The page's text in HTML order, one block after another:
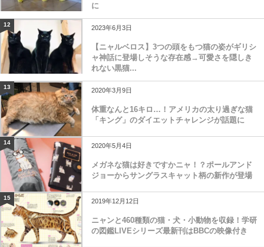
に
12 2023年6月3日
【ニャルベロス】3つの頭をもつ猫の姿がギリシ
ャ神話に登場しそうな存在感→可愛さを隠しき
れない黒猫...
13 2020年3月9日
体重なんと16キロ…！アメリカの太り過ぎな猫
「キング」のダイエットチャレンジが話題に
14 2020年5月4日
メガネな猫は好きですかニャ！？ポールアンド
ジョーからサングラスキャット柄の新作が登場
15 2019年12月12日
ニャンと460種類の猫・犬・小動物を収録！学研
の図鑑LIVEシリーズ最新刊はBBCの映像付き